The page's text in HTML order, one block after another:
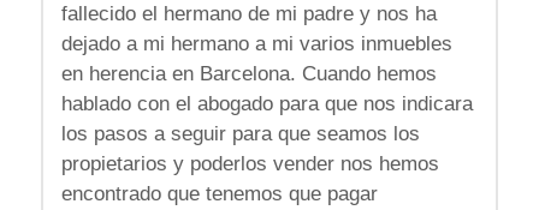
fallecido el hermano de mi padre y nos ha
dejado a mi hermano a mi varios inmuebles
en herencia en Barcelona. Cuando hemos
hablado con el abogado para que nos indicara
los pasos a seguir para que seamos los
propietarios y poderlos vender nos hemos
encontrado que tenemos que pagar